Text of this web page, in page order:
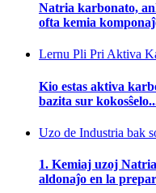
Natria karbonato,
ofta kemia
Lernu Pli Pri Aktiva
Kio estas aktiva
bazita sur
Uzo de Industria bak
1. Kemiaj uzoj
aldonaĵo en la